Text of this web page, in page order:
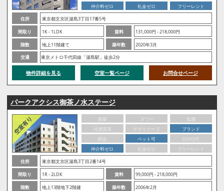
仲介料ゼロ
礼金ゼロ
フリーレント
住所
東京都文京区湯島3丁目17番5号
間取り
1K - 1LDK 賃料
131,000円 - 218,000円
階数
地上11階建て 築年数
2020年3月
交通
東京メトロ千代田線「湯島駅」徒歩2分
物件詳細を見る 空室一覧ページ お問合せページ
パークアクシス御茶ノ水ステージ
新築 タワー
低層
分譲賃貸
デザイナーズ
ブランド
駅近
ペット可
SOHO可
仲介料ゼロ
礼金ゼロ
フリーレント
住所
東京都文京区湯島3丁目2番14号
間取り
1R - 2LDK 賃料
99,000円 - 218,000円
階数
地上13階地下2階建 築年数
2006年2月